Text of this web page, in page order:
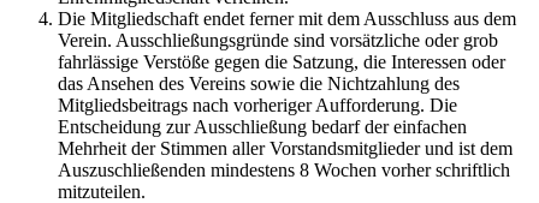
Die Mitgliedschaft endet ferner mit dem Ausschluss aus dem
Verein. Ausschließungsgründe sind vorsätzliche oder grob
fahrlässige Verstöße gegen die Satzung, die Interessen oder
das Ansehen des Vereins sowie die Nichtzahlung des
Mitgliedsbeitrags nach vorheriger Aufforderung. Die
Entscheidung zur Ausschließung bedarf der einfachen
Mehrheit der Stimmen aller Vorstandsmitglieder und ist dem
Auszuschließenden mindestens 8 Wochen vorher schriftlich
mitzuteilen.